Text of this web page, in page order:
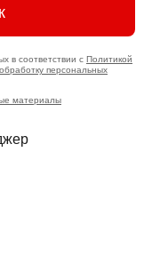
в соответствии с Политикой
персональных
материалы